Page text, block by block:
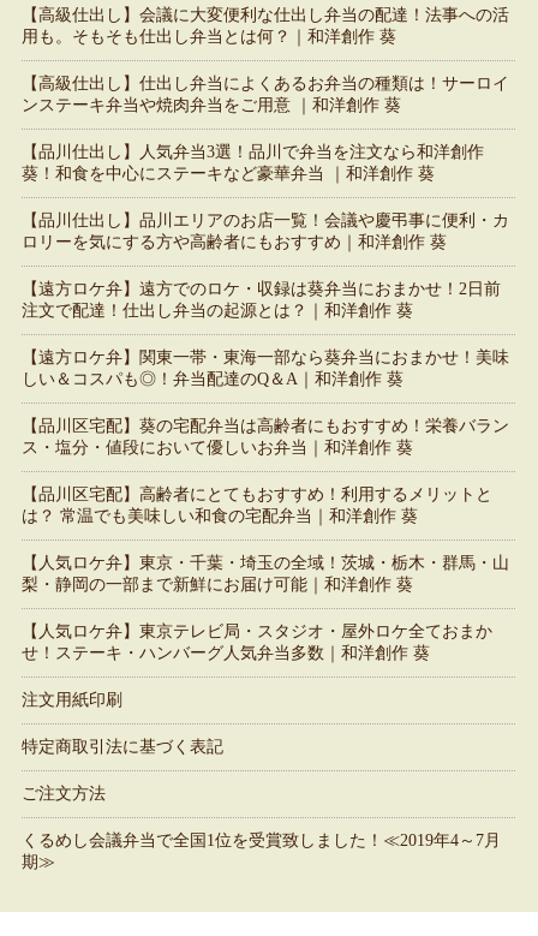
【高級仕出し】会議に大変便利な仕出し弁当の配達！法事への活
用も。そもそも仕出し弁当とは何？｜和洋創作 葵
【高級仕出し】仕出し弁当によくあるお弁当の種類は！サーロイ
ンステーキ弁当や焼肉弁当をご用意 ｜和洋創作 葵
【品川仕出し】人気弁当3選！品川で弁当を注文なら和洋創作
葵！和食を中心にステーキなど豪華弁当 ｜和洋創作 葵
【品川仕出し】品川エリアのお店一覧！会議や慶弔事に便利・カ
ロリーを気にする方や高齢者にもおすすめ｜和洋創作 葵
【遠方ロケ弁】遠方でのロケ・収録は葵弁当におまかせ！2日前
注文で配達！仕出し弁当の起源とは？｜和洋創作 葵
【遠方ロケ弁】関東一帯・東海一部なら葵弁当におまかせ！美味
しい＆コスパも◎！弁当配達のQ＆A｜和洋創作 葵
【品川区宅配】葵の宅配弁当は高齢者にもおすすめ！栄養バラン
ス・塩分・値段において優しいお弁当｜和洋創作 葵
【品川区宅配】高齢者にとてもおすすめ！利用するメリットと
は？ 常温でも美味しい和食の宅配弁当｜和洋創作 葵
【人気ロケ弁】東京・千葉・埼玉の全域！茨城・栃木・群馬・山
梨・静岡の一部まで新鮮にお届け可能｜和洋創作 葵
【人気ロケ弁】東京テレビ局・スタジオ・屋外ロケ全ておまか
せ！ステーキ・ハンバーグ人気弁当多数｜和洋創作 葵
注文用紙印刷
特定商取引法に基づく表記
ご注文方法
くるめし会議弁当で全国1位を受賞致しました！≪2019年4～7月
期≫